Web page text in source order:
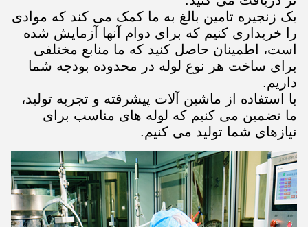
یک زنجیره تامین بالغ به ما کمک می کند که موادی
را خریداری کنیم که برای دوام آنها آزمایش شده
است، اطمینان حاصل کنید که ما منابع مختلفی
برای ساخت هر نوع لوله در محدوده بودجه شما
داریم.
با استفاده از ماشین آلات پیشرفته و تجربه تولید،
ما تضمین می کنیم که لوله های مناسب برای
نیازهای شما تولید می کنیم.